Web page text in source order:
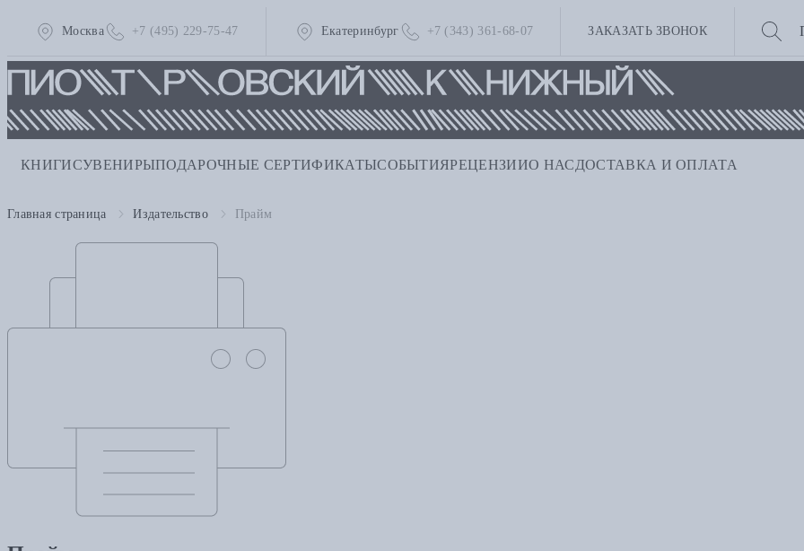
Москва +7 (495) 229-75-47 Екатеринбург +7 (343) 361-68-07 ЗАКАЗАТЬ ЗВОНОК
КНИГИСУВЕНИРЫПОДАРОЧНЫЕ СЕРТИФИКАТЫСОБЫТИЯРЕЦЕНЗИИО НАС ДОСТАВКА И ОПЛАТА
Главная страница Издательство Прайм